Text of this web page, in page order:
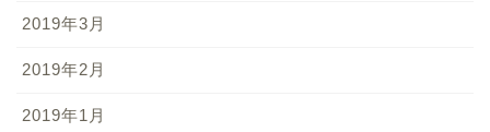
2019年3月
2019年2月
2019年1月